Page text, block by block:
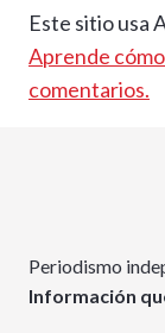
Este sitio usa
Aprende
comentarios.
Periodismo
Información